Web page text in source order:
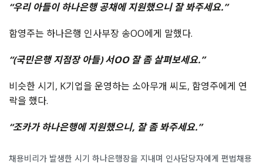
“우리 아들이 하나은행 공채에 지원했으니 잘 봐주세요.”
함영주는 하나은행 인사부장 송OO에게 말했다.
“(국민은행 지점장 아들) 서OO 잘 좀 살펴보세요.”
비슷한 시기, K기업을 운영하는 소아무개 씨도, 함영주에게 연
락을 했다.
“조카가 하나은행에 지원했으니, 잘 좀 봐주세요.”
채용비리가 발생한 시기 하나은행장을 지내며 인사담당자에게 편법채용